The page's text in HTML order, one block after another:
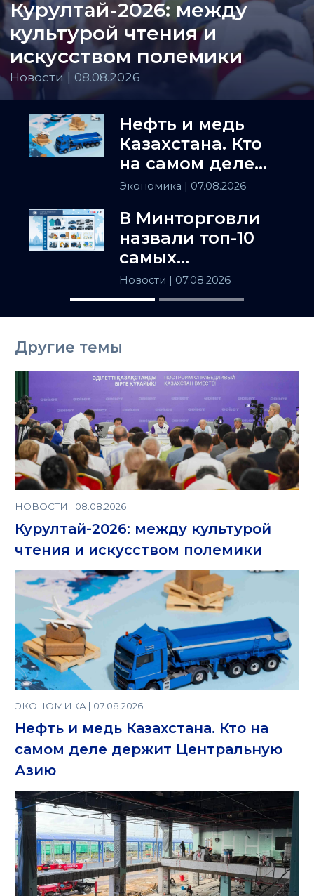
Курултай-2026: между
культурой чтения и
искусством полемики
Новости | 08.08.2026
Нефть и медь
Казахстана. Кто
на самом деле
держит
Азию
Экономика | 07.08.2026
В Минторговли
назвали топ-10
самых
популярных
товаров в
Казахстане
Новости | 07.08.2026
Другие темы
НОВОСТИ | 08.08.2026
Курултай-2026: между культурой
чтения и искусством полемики
ЭКОНОМИКА | 07.08.2026
Нефть и медь Казахстана. Кто на
самом деле держит Центральную
Азию